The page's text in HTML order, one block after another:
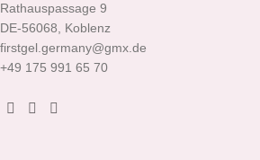
Rathauspassage 9
DE-56068, Koblenz
firstgel.germany@gmx.de
+49 175 991 65 70